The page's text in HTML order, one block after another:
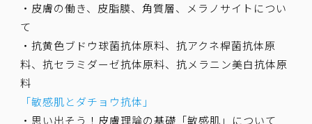
・皮膚の働き、皮脂膜、角質層、メラノサイトについ
て
・抗黄色ブドウ球菌抗体原料、抗アクネ桿菌抗体原
料、抗セラミダーゼ抗体原料、抗メラニン美白抗体原
料
「敏感肌とダチョウ抗体」
・思い出そう！皮膚理論の基礎「敏感肌」について